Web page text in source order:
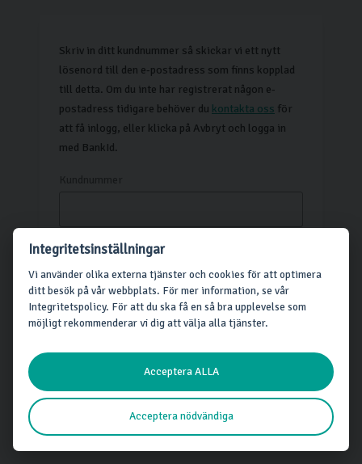
Skriv in ditt kundnummer så skickar vi ett nytt
lösenord till den e-postadress som finns kopplad
till detta. Om du inte har registrerat någon e-
postadress tidigare behöver du kontakta oss för
att få inlogg, eller klicka på Avbryt och logga in
med BankId.
Integritetsinställningar
Vi använder olika externa tjänster och cookies för att optimera
ditt besök på vår webbplats. För mer information, se vår
Integritetspolicy. För att du ska få en så bra upplevelse som
möjligt rekommenderar vi dig att välja alla tjänster.
Acceptera ALLA
Acceptera nödvändiga